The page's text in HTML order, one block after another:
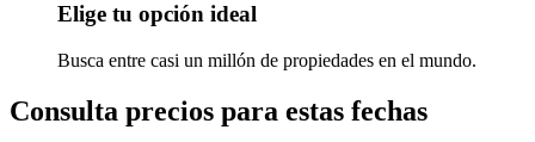
Elige tu opción ideal
Busca entre casi un millón de propiedades en el mundo.
Consulta precios para estas fechas